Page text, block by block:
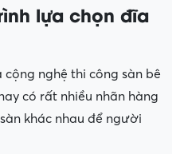
lựa chọn đĩa
nghệ thi công sàn bê
có rất nhiều nhãn hàng
khác nhau để người